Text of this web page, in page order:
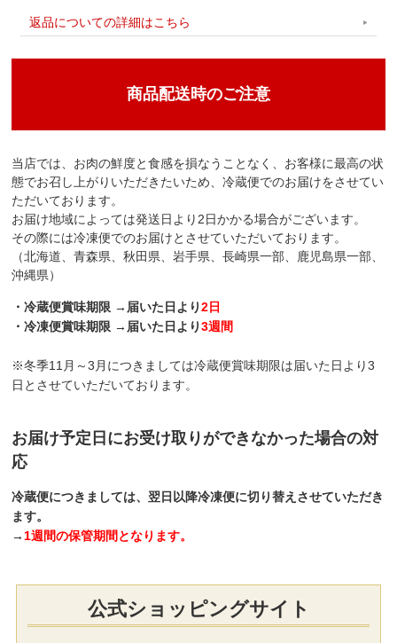
現在ギフト券Bのページをご覧頂いております
返品についての詳細はこちら
商品配送時のご注意
当店では、お肉の鮮度と食感を損なうことなく、お客様に最高の状
態でお召し上がりいただきたいため、冷蔵便でのお届けをさせてい
ただいております。
お届け地域によっては発送日より2日かかる場合がございます。
その際には冷凍便でのお届けとさせていただいております。
（北海道、青森県、秋田県、岩手県、長崎県一部、鹿児島県一部、
沖縄県）
・冷蔵便賞味期限 →届いた日より2日
・冷凍便賞味期限 →届いた日より3週間
※冬季11月～3月につきましては冷蔵便賞味期限は届いた日より3
日とさせていただいております。
お届け予定日にお受け取りができなかった場合の対
応
冷蔵便につきましては、翌日以降冷凍便に切り替えさせていただき
ます。
→ 1週間の保管期間となります。
公式ショッピングサイト